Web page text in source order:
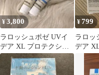
¥3,800
ラロッシュポゼ UVイ
デア XL プロテクショ
ントーンアップ2本セッ
¥799
ラロッ
デア
ント